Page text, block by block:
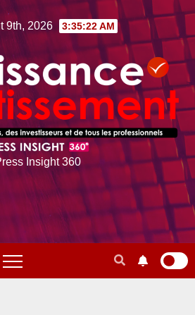
9th, 2026 3:35:23 AM
Insight 360